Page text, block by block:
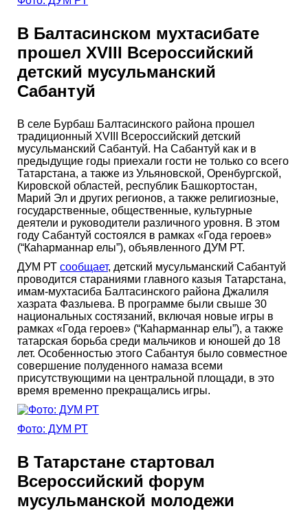
В Балтасинском мухтасибате
прошел XVIII Всероссийский
детский мусульманский
Сабантуй
В селе Бурбаш Балтасинского района прошел
традиционный XVIII Всероссийский детский
мусульманский Сабантуй. На Сабантуй как и в
предыдущие годы приехали гости не только со всего
Татарстана, а также из Ульяновской, Оренбургской,
Кировской областей, республик Башкортостан,
Марий Эл и других регионов, а также религиозные,
государственные, общественные, культурные
деятели и руководители различного уровня. В этом
году Сабантуй состоялся в рамках «Года героев»
(“Каһарманнар елы”), объявленного ДУМ РТ.
ДУМ РТ сообщает, детский мусульманский Сабантуй
проводится стараниями главного казыя Татарстана,
имам-мухтасиба Балтасинского района Джалиля
хазрата Фазлыева. В программе были свыше 30
национальных состязаний, включая новые игры в
рамках «Года героев» (“Каһарманнар елы”), а также
татарская борьба среди мальчиков и юношей до 18
лет. Особенностью этого Сабантуя было совместное
совершение полуденного намаза всеми
присутствующими на центральной площади, в это
время временно прекращались игры.
Фото: ДУМ РТ
В Татарстане стартовал
Всероссийский форум
мусульманской молодежи